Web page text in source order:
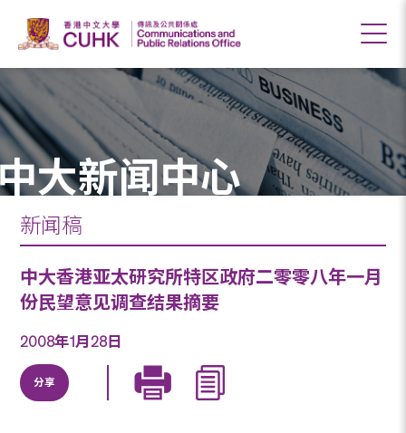
大新闻中心
新闻稿
中大香港亚太研究所特区政府二零零八年一月
份民望意见调查结果摘要
2008年1月28日
分享